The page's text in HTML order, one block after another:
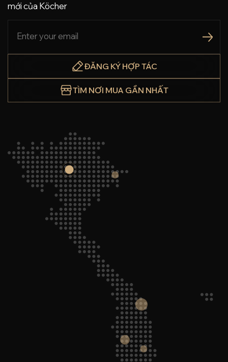
mới của Köcher
ĐĂNG KÝ HỢP TÁC
TÌM NƠI MUA GẦN NHẤT